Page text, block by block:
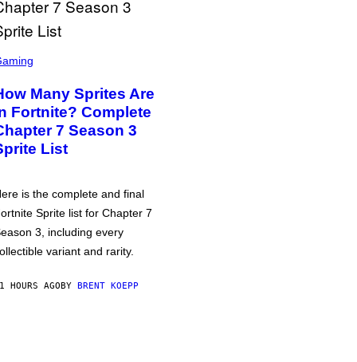
Many Sprites Are
Fortnite? Complete
7 Season 3
List
is the complete and final
Sprite list for Chapter 7
3, including every
variant and rarity.
HOURS AGOBY BRENT KOEPP